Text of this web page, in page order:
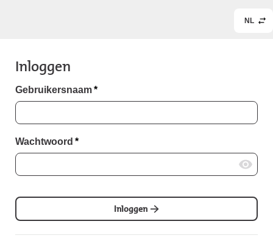
NL
Inloggen
Gebruikersnaam*
Wachtwoord *
Inloggen